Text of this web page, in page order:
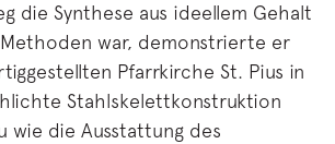
die Synthese aus ideellem Gehalt
war, demonstrierte er
Pfarrkirche St. Pius in
Stahlskelettkonstruktion
wie die Ausstattung des